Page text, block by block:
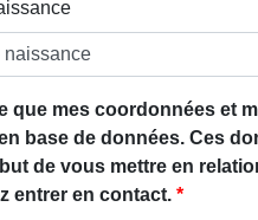
que mes coordonnées et
base de données. Ces
but de vous mettre en
entrer en contact.